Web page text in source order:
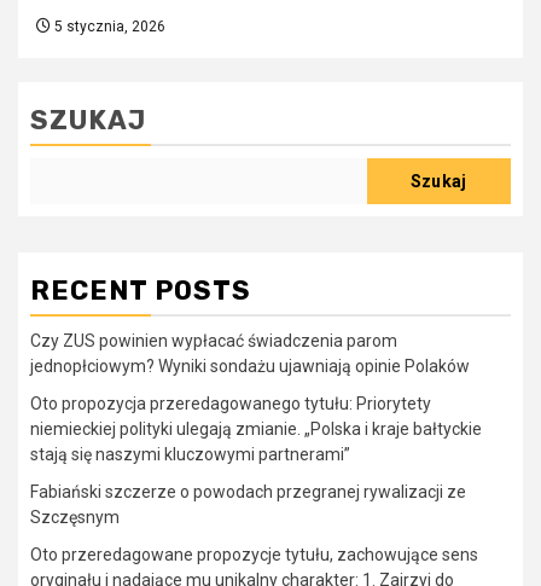
5 stycznia, 2026
SZUKAJ
Szukaj
RECENT POSTS
Czy ZUS powinien wypłacać świadczenia parom
jednopłciowym? Wyniki sondażu ujawniają opinie Polaków
Oto propozycja przeredagowanego tytułu: Priorytety
niemieckiej polityki ulegają zmianie. „Polska i kraje bałtyckie
stają się naszymi kluczowymi partnerami”
Fabiański szczerze o powodach przegranej rywalizacji ze
Szczęsnym
Oto przeredagowane propozycje tytułu, zachowujące sens
oryginału i nadające mu unikalny charakter: 1. Zajrzyj do